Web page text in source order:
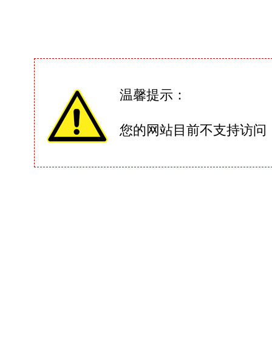
温馨提示：
您的网站目前不支持访